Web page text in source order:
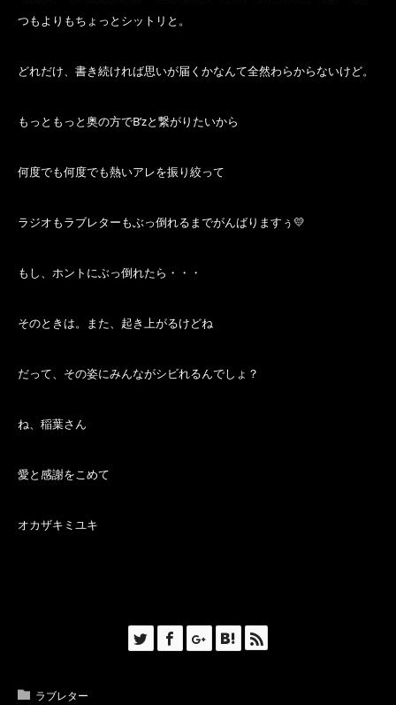
つもよりもちょっとシットリと。
どれだけ、書き続ければ思いが届くかなんて全然わらからないけど。
もっともっと奥の方でB’zと繋がりたいから
何度でも何度でも熱いアレを振り絞って
ラジオもラブレターもぶっ倒れるまでがんばりますぅ💛
もし、ホントにぶっ倒れたら・・・
そのときは。また、起き上がるけどね
だって、 その姿にみんながシビれるんでしょ？
ね、稲葉さん
愛と感謝をこめて
オカザキミユキ
ラブレター